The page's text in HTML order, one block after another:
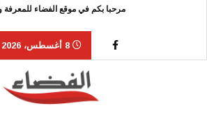
مرحبا بكم في موقع الفضاء للمعرفة